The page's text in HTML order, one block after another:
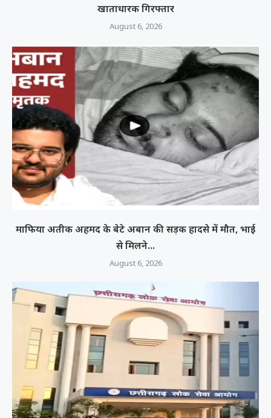
खाताधारक गिरफ्तार
August 6, 2026
माफिया अतीक अहमद के बेटे अबान की सड़क हादसे में मौत, भाई
से मिलने...
August 6, 2026